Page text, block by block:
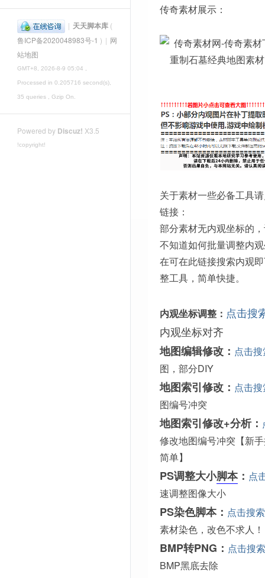
| 天天脚本库 (
鲁ICP备2020048983号-1 ) | 网
站地图
GMT+8, 2026-8-9 05:04 ,
Processed in 0.205716 second(s),
35 queries , Gzip On.
Powered by Discuz! X3.5
!copyright!
传奇素材展示：
关于素材一些必备工具
链接：
部分素材无内观坐标的
不知道如何批量调整内
在可在此链接搜索内观
整工具，简单快捷。
内观坐标调整： 点击搜
内观坐标对齐
地图编辑修改： 点击
图，部分DIY
地图索引修改： 点击
图编号冲突
地图索引修改+分析：
修改地图编号冲突【新
简单】
PS调整大小脚本： 点
速调整图像大小
PS染色脚本： 点击搜索
素材染色，改色不求人！
BMP转PNG： 点击搜索
BMP黑底去除